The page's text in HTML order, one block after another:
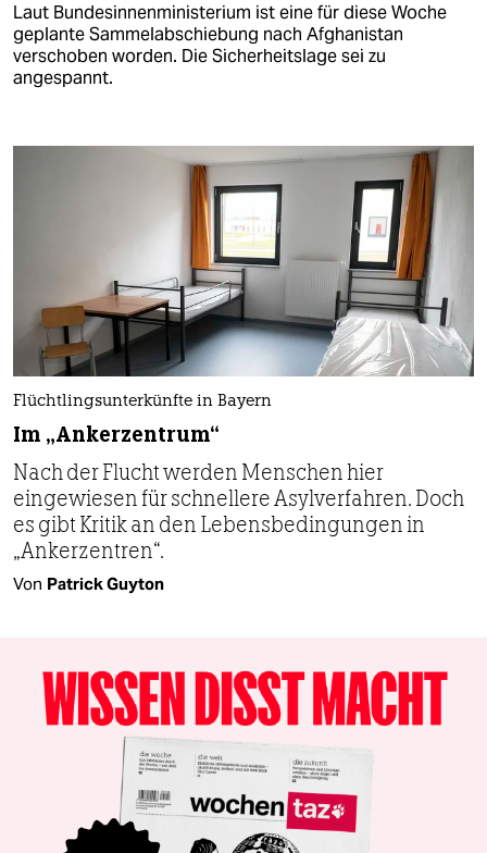
Laut Bundesinnenministerium ist eine für diese Woche
geplante Sammelabschiebung nach Afghanistan
verschoben worden. Die Sicherheitslage sei zu
angespannt.
Flüchtlingsunterkünfte in Bayern
Im „Ankerzentrum“
Nach der Flucht werden Menschen hier
eingewiesen für schnellere Asyl­verfahren. Doch
es gibt Kritik an den Lebensbedingungen in
„Ankerzentren“.
Von Patrick Guyton